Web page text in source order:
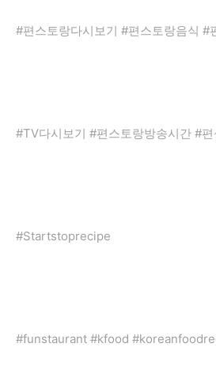
#편스토랑다시보기 #편스토랑음식 #
#TV다시보기 #편스토랑방송시간 #편
#Startstoprecipe
#funstaurant #kfood